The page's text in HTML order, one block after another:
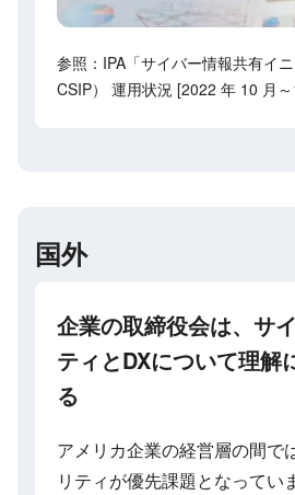
参照：IPA「サイバー情報共有イ
CSIP） 運用状況 [2022 年 10 月～
国外
企業の取締役会は、サ
ティとDXについて理解
る
アメリカ企業の経営層の間で
リティが優先課題となってい